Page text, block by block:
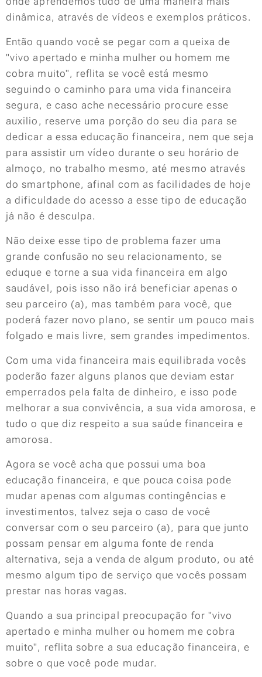
dinâmica, através de vídeos e exemplos práticos.
Então quando você se pegar com a queixa de
"vivo apertado e minha mulher ou homem me
cobra muito", reflita se você está mesmo
seguindo o caminho para uma vida financeira
segura, e caso ache necessário procure esse
auxilio, reserve uma porção do seu dia para se
dedicar a essa educação financeira, nem que seja
para assistir um vídeo durante o seu horário de
almoço, no trabalho mesmo, até mesmo através
do smartphone, afinal com as facilidades de hoje
a dificuldade do acesso a esse tipo de educação
já não é desculpa.
Não deixe esse tipo de problema fazer uma
grande confusão no seu relacionamento, se
eduque e torne a sua vida financeira em algo
saudável, pois isso não irá beneficiar apenas o
seu parceiro (a), mas também para você, que
poderá fazer novo plano, se sentir um pouco mais
folgado e mais livre, sem grandes impedimentos.
Com uma vida financeira mais equilibrada vocês
poderão fazer alguns planos que deviam estar
emperrados pela falta de dinheiro, e isso pode
melhorar a sua convivência, a sua vida amorosa, e
tudo o que diz respeito a sua saúde financeira e
amorosa.
Agora se você acha que possui uma boa
educação financeira, e que pouca coisa pode
mudar apenas com algumas contingências e
investimentos, talvez seja o caso de você
conversar com o seu parceiro (a), para que junto
possam pensar em alguma fonte de renda
alternativa, seja a venda de algum produto, ou até
mesmo algum tipo de serviço que vocês possam
prestar nas horas vagas.
Quando a sua principal preocupação for "vivo
apertado e minha mulher ou homem me cobra
muito", reflita sobre a sua educação financeira, e
sobre o que você pode mudar.